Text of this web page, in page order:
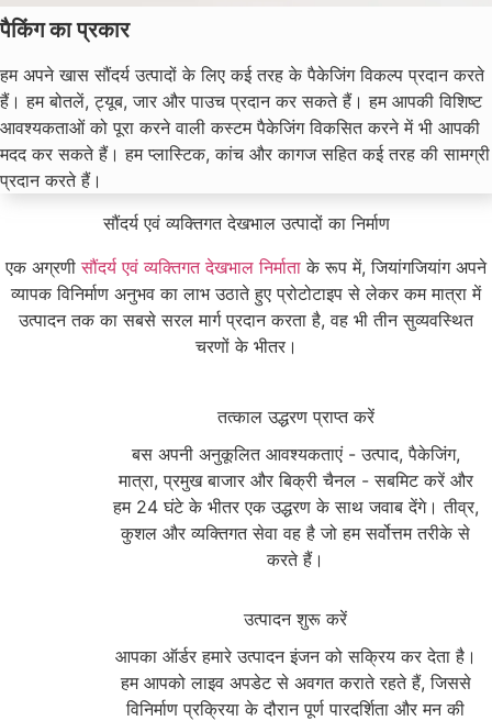
पैकिंग का प्रकार
हम अपने खास सौंदर्य उत्पादों के लिए कई तरह के पैकेजिंग विकल्प प्रदान करते
हैं। हम बोतलें, ट्यूब, जार और पाउच प्रदान कर सकते हैं। हम आपकी विशिष्ट
आवश्यकताओं को पूरा करने वाली कस्टम पैकेजिंग विकसित करने में भी आपकी
मदद कर सकते हैं। हम प्लास्टिक, कांच और कागज सहित कई तरह की सामग्री
प्रदान करते हैं।
सौंदर्य एवं व्यक्तिगत देखभाल उत्पादों का निर्माण
एक अग्रणीसौंदर्य एवं व्यक्तिगत देखभाल निर्माता के रूप में, जियांगजियांग अपने
व्यापक विनिर्माण अनुभव का लाभ उठाते हुए प्रोटोटाइप से लेकर कम मात्रा में
उत्पादन तक का सबसे सरल मार्ग प्रदान करता है, वह भी तीन सुव्यवस्थित
चरणों के भीतर।
तत्काल उद्धरण प्राप्त करें
बस अपनी अनुकूलित आवश्यकताएं - उत्पाद, पैकेजिंग,
मात्रा, प्रमुख बाजार और बिक्री चैनल - सबमिट करें और
हम 24 घंटे के भीतर एक उद्धरण के साथ जवाब देंगे। तीव्र,
कुशल और व्यक्तिगत सेवा वह है जो हम सर्वोत्तम तरीके से
करते हैं।
उत्पादन शुरू करें
आपका ऑर्डर हमारे उत्पादन इंजन को सक्रिय कर देता है।
हम आपको लाइव अपडेट से अवगत कराते रहते हैं, जिससे
विनिर्माण प्रक्रिया के दौरान पूर्ण पारदर्शिता और मन की